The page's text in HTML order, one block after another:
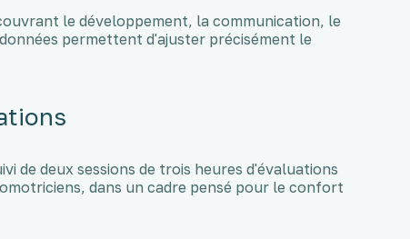
le développement, la communication, le
permettent d'ajuster précisément le
de deux sessions de trois heures d'évaluations
dans un cadre pensé pour le confort